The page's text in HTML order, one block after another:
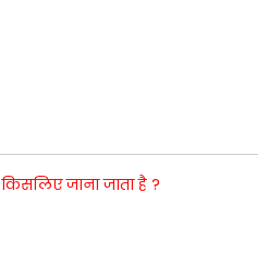
किसलिएजानाजाताहै ?